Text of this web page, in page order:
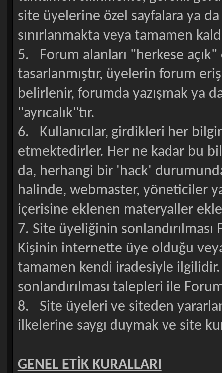
site üyelerine özel sayfalara ya
sınırlanmakta veya tamamen
5. Forum alanları "herkese
tasarlanmıştır, üyelerin forum
belirlenir, forumda yazışmak ya
"ayrıcalık"tır.
6. Kullanıcılar, girdikleri her
etmektedirler. Her ne kadar bu
da, herhangi bir 'hack'
halinde, webmaster, yöneticiler
içerisine eklenen materyaller
7. Site üyeliğinin
Kişinin internette üye olduğu
tamamen kendi iradesiyle
sonlandırılması talepleri ile
8. Site üyeleri ve siteden
ilkelerine saygı duymak ve site
GENEL ETİK KURALLARI